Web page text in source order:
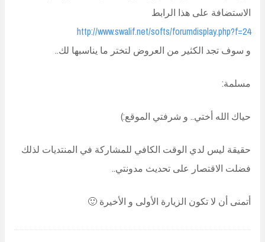
الاستضافة على هذا الرابط
http://www.swalif.net/softs/forumdisplay.php?f=24
و سوف تجد الكثير من العروض لتختر ما يناسبها لك..
مسلمة:
حياك الله أختي.. و شرفتي الموقع:)
حقيقة ليس لدي الوقت الكافي للمشاركة في المنتديات لذلك
فضلت الاقتصار على تحديث مدونتي..
أتمنى أن لا تكون الزيارة الأولى و الأخيرة 🙂